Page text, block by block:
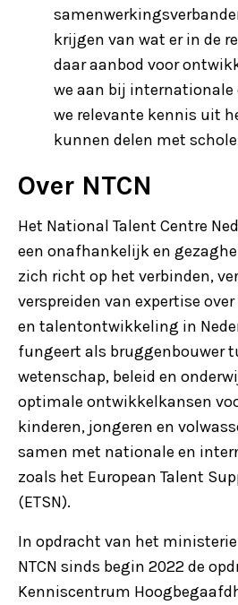
krijgen van wat er in de
daar aanbod voor
we aan bij
we relevante kennis uit
kunnen delen met
Over NTCN
Het National Talent Centre
een onafhankelijk en
zich richt op het verbinden,
verspreiden van expertise
en talentontwikkeling in
fungeert als bruggenbouwer
wetenschap, beleid en
optimale ontwikkelkansen
kinderen, jongeren en
samen met nationale en
zoals het European Talent
(ETSN).
In opdracht van het ministerie
NTCN sinds begin 2022 de
Kenniscentrum